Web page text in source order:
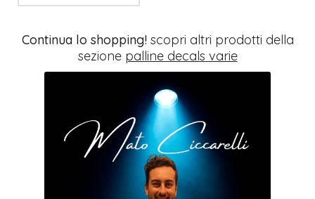
Continua lo shopping!scopri altri prodotti della
sezione palline decals varie